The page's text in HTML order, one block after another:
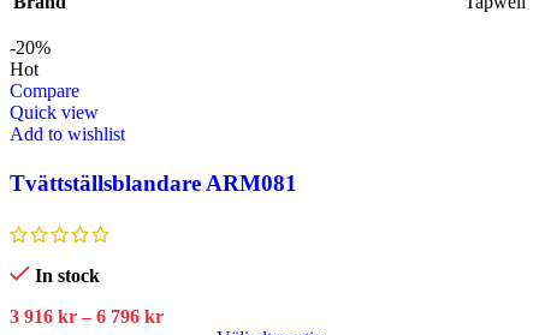
-20%
Hot
Compare
Quick view
Add to wishlist
Tvättställsblandare ARM081
In stock
3 916 kr – 6 796 kr